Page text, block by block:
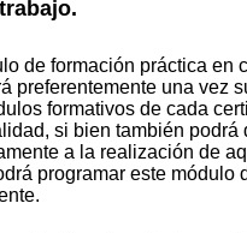
de formación práctica en
preferentemente una vez
formativos de cada
si bien también podrá
a la realización de
programar este módulo